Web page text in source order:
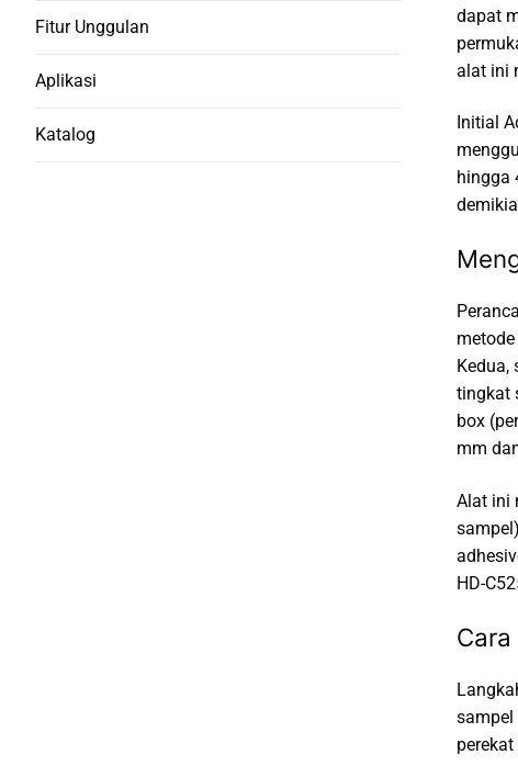
Fitur Unggulan
Aplikasi
Katalog
dapat
alat ini
Initial
hingga
tingkat
box
mm
Alat ini
HD-
sampel